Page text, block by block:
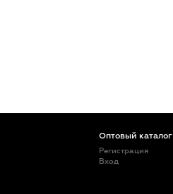
Оптовый каталог
Регистрация
Вход